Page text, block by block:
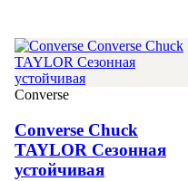
Converse
Converse Chuck
TAYLOR Сезонная
устойчивая